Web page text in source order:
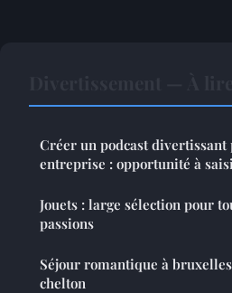
Créer un podcast divertissant
entreprise : opportunité à
Jouets : large sélection pour
passions
Séjour romantique à
chelton